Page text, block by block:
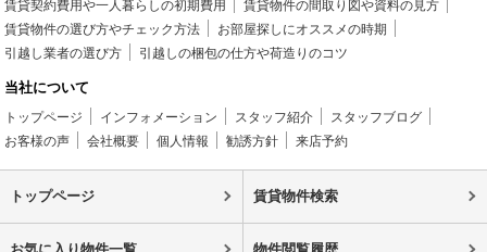
賃貸契約費用や一人暮らしの初期費用
賃貸物件の間取り図や資料の見方
賃貸物件の選び方やチェック方法
お部屋探しにオススメの時期
引越し業者の選び方
引越しの梱包の仕方や荷造りのコツ
当社について
トップページ インフォメーション スタッフ紹介
スタッフブログ
お客様の声
会社概要 個人情報 勧誘方針 来店予約
トップページ 賃貸物件検索